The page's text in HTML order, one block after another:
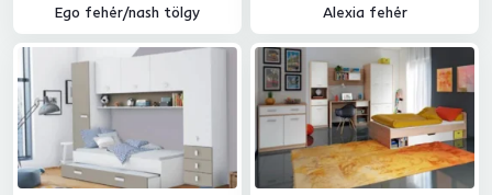
Ego fehér/nash tölgy Alexia fehér